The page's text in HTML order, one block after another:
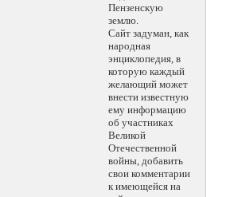
Пензенскую
землю.
Сайт задуман, как
народная
энциклопедия, в
которую каждый
желающий может
внести известную
ему информацию
об участниках
Великой
Отечественной
войны, добавить
свои комментарии
к имеющейся на